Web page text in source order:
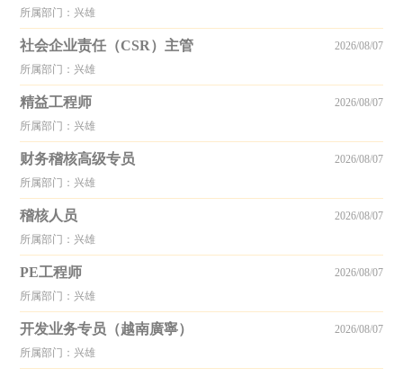
所属部门：兴雄
社会企业责任（CSR）主管
所属部门：兴雄
2026/08/07
精益工程师
所属部门：兴雄
2026/08/07
财务稽核高级专员
所属部门：兴雄
2026/08/07
稽核人员
所属部门：兴雄
2026/08/07
PE工程师
所属部门：兴雄
2026/08/07
开发业务专员（越南廣寧）
所属部门：兴雄
2026/08/07